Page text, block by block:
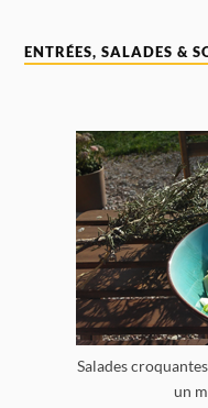
ENTRÉES, SALADES &
Salades
un